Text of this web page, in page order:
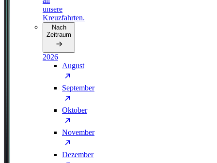
unsere
Kreuzfahrten.
Nach
Zeitraum
2026
August
September
Oktober
November
Dezember